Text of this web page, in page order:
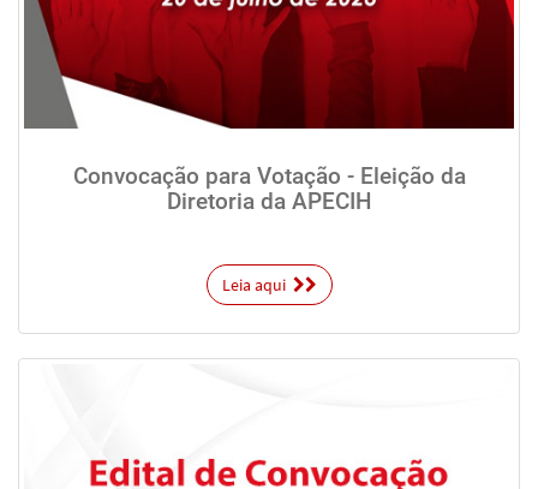
Convocação para Votação - Eleição da
Diretoria da APECIH
Leia aqui